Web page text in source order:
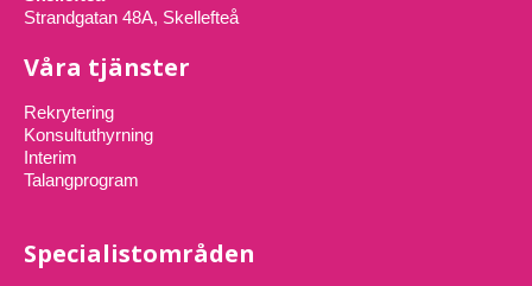
Strandgatan 48A, Skellefteå
Våra tjänster
Rekrytering
Konsultuthyrning
Interim
Talangprogram
Specialistområden